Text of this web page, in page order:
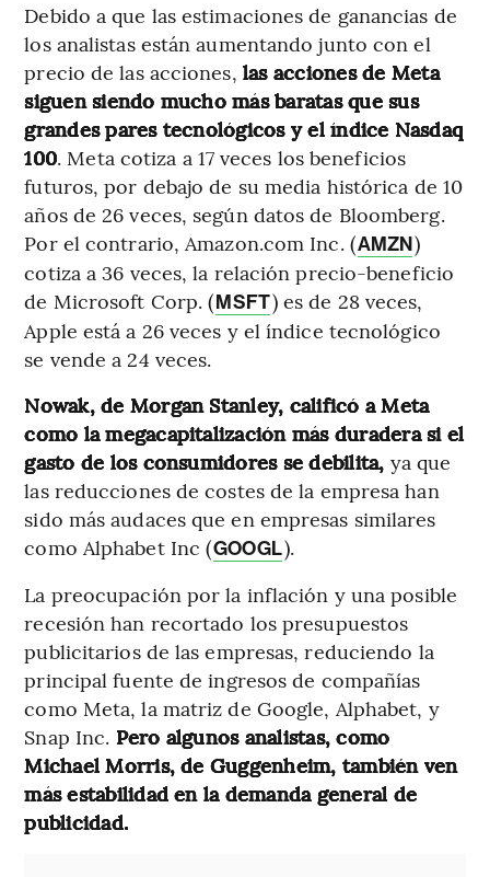
Debido a que las estimaciones de ganancias de
los analistas están aumentando junto con el
precio de las acciones, las acciones de Meta
siguen siendo mucho más baratas que sus
grandes pares tecnológicos y el índice Nasdaq
100. Meta cotiza a 17 veces los beneficios
futuros, por debajo de su media histórica de 10
años de 26 veces, según datos de Bloomberg.
Por el contrario, Amazon.com Inc. (AMZN)
cotiza a 36 veces, la relación precio-beneficio
de Microsoft Corp. (MSFT) es de 28 veces,
Apple está a 26 veces y el índice tecnológico
se vende a 24 veces.
Nowak, de Morgan Stanley, calificó a Meta
como la megacapitalización más duradera si el
gasto de los consumidores se debilita, ya que
las reducciones de costes de la empresa han
sido más audaces que en empresas similares
como Alphabet Inc (GOOGL).
La preocupación por la inflación y una posible
recesión han recortado los presupuestos
publicitarios de las empresas, reduciendo la
principal fuente de ingresos de compañías
como Meta, la matriz de Google, Alphabet, y
Snap Inc. Pero algunos analistas, como
Michael Morris, de Guggenheim, también ven
más estabilidad en la demanda general de
publicidad.